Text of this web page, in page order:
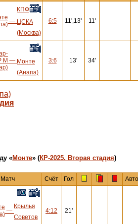
—
КПФ
ЦСКА
(Москва)
6:5 11',13' 11'
М — Монте
(Анапа)
3:6 13' 34'
«Монте» (КР-2025. Вторая стадия)
Матч Счёт Гол Авто
—
Крылья
Советов
4:12 21'